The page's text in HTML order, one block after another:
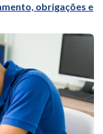
obrigações e